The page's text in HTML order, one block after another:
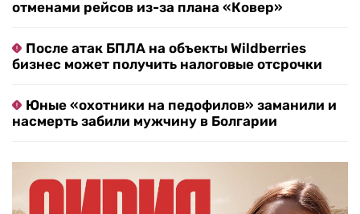
отменами рейсов из-за плана «Ковер»
После атак БПЛА на объекты Wildberries
бизнес может получить налоговые отсрочки
Юные «охотники на педофилов» заманили и
насмерть забили мужчину в Болгарии